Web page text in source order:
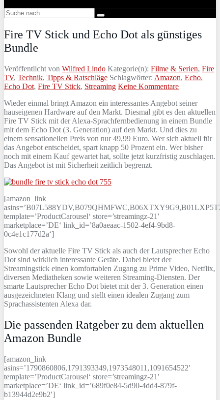
Fire TV Stick und Echo Dot als günstiges
Bundle
Veröffentlicht von Wilfred Lindo Kategorie(n): Filme & Serien, Fire
TV, Technik, Tipps & Ratschläge Schlagwörter: Amazon, Echo,
Echo Dot, Fire TV Stick, Streaming Keine Kommentare
Wieder einmal bringt Amazon ein interessantes Angebot seiner
hauseigenen Hardware auf den Markt. Diesmal gibt es den aktuellen
Fire TV Stick mit der Alexa-Sprachfernbedienung in einem Bundle
mit dem Echo Dot (3. Generation) auf den Markt. Und dies zu
einem sensationellen Preis von nur 49,99 Euro. Wer sich aktuell für
das Angebot entscheidet, spart knapp 50 Prozent ein. Wer bisher
noch mit einem Kauf gewartet hat, sollte jetzt kurzfristig zuschlagen.
Das Angebot ist mit Sicherheit zeitlich begrenzt.
[amazon_link
template=’ProductCarousel‘ store=’streamingz-21′
marketplace=’DE‘ link_id=’8a0aeaac-1502-4ef4-9bd8-
0c4e1c177d2a‘]
Sowohl der aktuelle Fire TV Stick als auch der Lautsprecher Echo
Dot sind wirklich interessante Geräte. Dabei bietet der
Streamingstick einen komfortablen Zugang zu Prime Video, Netflix,
diversen Mediatheken sowie weiteren Streaming-Diensten. Der
smarte Lautsprecher Echo Dot bietet mit der 3. Generation einen
ausgezeichneten Klang und stellt einen idealen Zugang zum
Sprachassistenten Alexa dar.
Die passenden Ratgeber zu dem aktuellen
Amazon Bundle
[amazon_link
asins=’1790860806,1791393349,1973548011,1091654522′
template=’ProductCarousel‘ store=’streamingz-21′
marketplace=’DE‘ link_id=’689f0e84-5d90-4dd4-879f-
b13944d2e9b2′]